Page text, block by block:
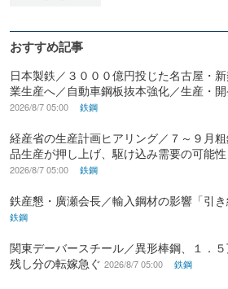
おすすめ記事
日本製鉄／３０００億円投じた名古屋・
業生産へ／自動車鋼板抜本強化／生産・
2026/8/7 05:00 鉄鋼
経産省の生産計画ヒアリング／７～９月
品生産が押し上げ、駆け込み需要の可能
2026/8/7 05:00 鉄鋼
鉄産懇・廣瀬会長／輸入鋼材の影響「引き
鉄鋼
関東デーバースチール／異形棒鋼、１．
残し分の転嫁急ぐ 2026/8/7 05:00 鉄鋼